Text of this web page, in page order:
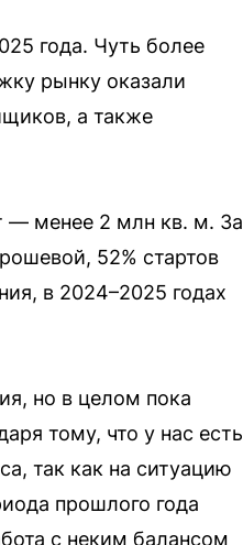
года. Чуть более
рынку оказали
а также
— менее 2 млн кв. м. За
52% стартов
в 2024–2025 годах
но в целом пока
тому, что у нас есть
так как на ситуацию
прошлого года
с неким балансом